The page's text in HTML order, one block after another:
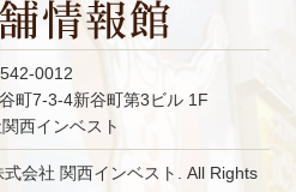
0012
町7-3-4新谷町第3ビル 1F
西インベスト
会社 関西インベスト. All Rights